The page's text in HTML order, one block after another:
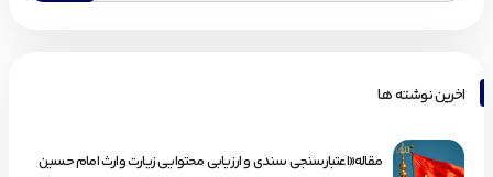
اخرین نوشته ها
مقاله«اعتبارسنجی سندی و ارزیابی محتوایی زیارت وارث امام حسین